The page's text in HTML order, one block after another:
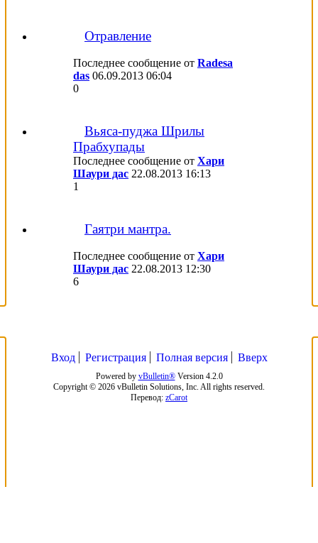
Отравление
Последнее сообщение от Radesa
das 06.09.2013 06:04
0
Вьяса-пуджа Шрилы
Прабхупады
Последнее сообщение от Хари
Шаури дас 22.08.2013 16:13
1
Гаятри мантра.
Последнее сообщение от Хари
Шаури дас 22.08.2013 12:30
6
Вход Регистрация Полная версия Вверх
Powered by vBulletin®Version 4.2.0
Copyright © 2026 vBulletin Solutions, Inc. All rights reserved.
Перевод: zCarot